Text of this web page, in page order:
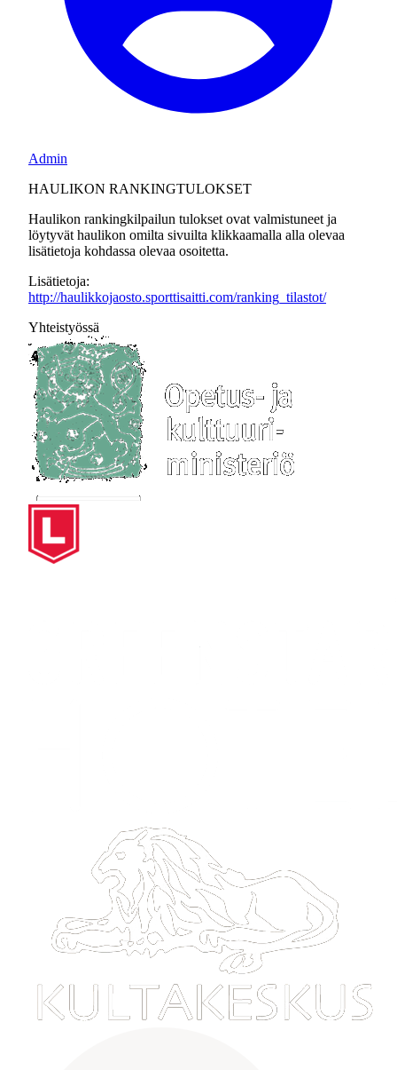
Admin
HAULIKON RANKINGTULOKSET
Haulikon rankingkilpailun tulokset ovat valmistuneet ja
löytyvät haulikon omilta sivuilta klikkaamalla alla olevaa
lisätietoja kohdassa olevaa osoitetta.
Lisätietoja:
http://haulikkojaosto.sporttisaitti.com/ranking_tilastot/
Yhteistyössä